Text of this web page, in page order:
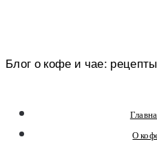
Блог о кофе и чае:
содержимому
О